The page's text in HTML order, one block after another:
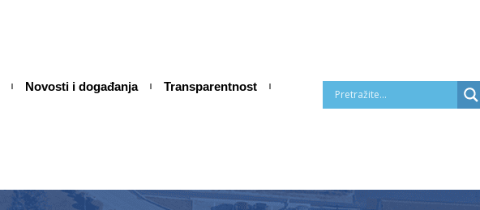
Novosti i događanja
Transparentnost